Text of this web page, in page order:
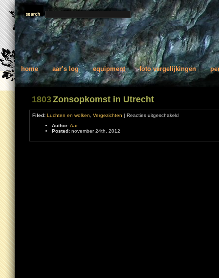
home aar’s log equipment foto vergelijkingen
1803Zonsopkomst in Utrecht
Filed: Luchten en wolken Vergezichten | Reacties uitgeschakeld
Author:Aar
Posted: november 24th, 2012